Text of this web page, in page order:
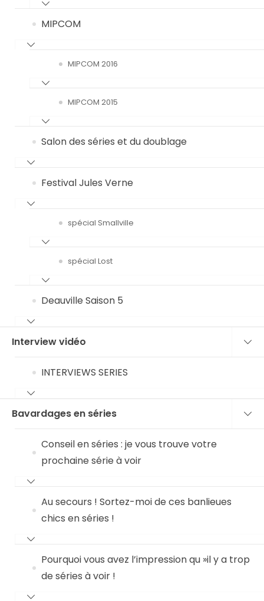
MIPCOM
MIPCOM 2016
MIPCOM 2015
Salon des séries et du doublage
Festival Jules Verne
spécial Smallville
spécial Lost
Deauville Saison 5
Interview vidéo
INTERVIEWS SERIES
Bavardages en séries
Conseil en séries : je vous trouve votre
prochaine série à voir
Au secours ! Sortez-moi de ces banlieues
chics en séries !
Pourquoi vous avez l’impression qu »il y a trop
de séries à voir !